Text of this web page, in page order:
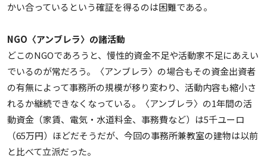
かい合っているという確証を得るのは困難である。
NGO〈アンブレラ〉の諸活動
どこのNGOであろうと、慢性的資金不足や活動家不足にあえい
でいるのが常だろう。〈アンブレラ〉の場合もその資金出資者
の有無によって事務所の規模が移り変わり、活動内容も縮小さ
れるか継続できなくなっている。〈アンブレラ〉の1年間の活
動資金（家賃、電気・水道料金、事務費など）は5千ユーロ
（65万円）ほどだそうだが、今回の事務所兼教室の建物は以前
と比べて立派だった。